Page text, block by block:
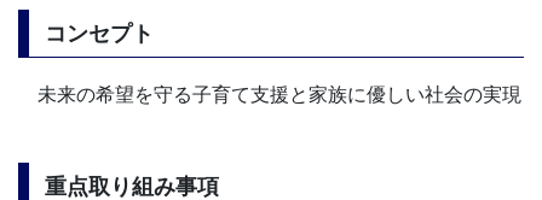
コンセプト
未来の希望を守る子育て支援と家族に優しい社会の実現
重点取り組み事項